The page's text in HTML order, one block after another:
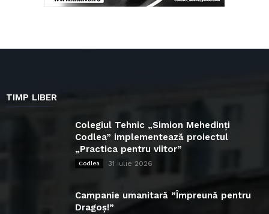
TIMP LIBER
Colegiul Tehnic „Simion Mehedinți
Codlea” implementează proiectul
„Practica pentru viitor”
Codlea 31 iulie 2026
Campanie umanitară ”Împreună pentru
Dragoș!”